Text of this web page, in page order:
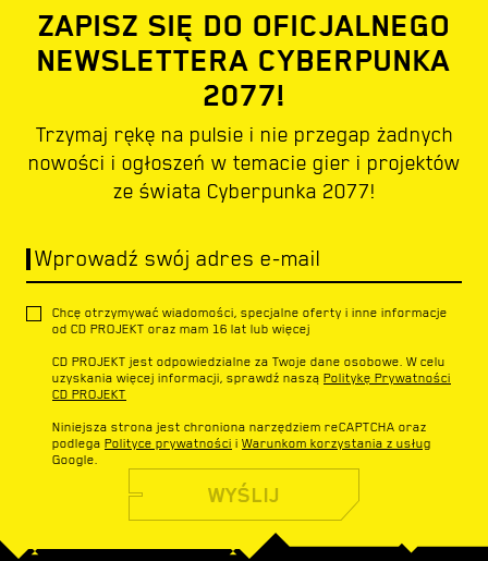
ZAPISZ SIĘ DO OFICJALNEGO
NEWSLETTERA CYBERPUNKA
2077!
Trzymaj rękę na pulsie i nie przegap żadnych
nowości i ogłoszeń w temacie gier i projektów
ze świata Cyberpunka 2077!
Wprowadź swój adres e-mail
Chcę otrzymywać wiadomości, specjalne oferty i inne informacje
od CD PROJEKT oraz mam 16 lat lub więcej
CD PROJEKT jest odpowiedzialne za Twoje dane osobowe. W celu
uzyskania więcej informacji, sprawdź naszą Politykę Prywatności
CD PROJEKT
Niniejsza strona jest chroniona narzędziem reCAPTCHA oraz
podlega Polityce prywatności i Warunkom korzystania z usług
Google.
WYŚLIJ